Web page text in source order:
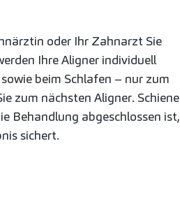
oder Ihr Zahnarzt Sie
Ihre Aligner individuell
beim Schlafen – nur zum
zum nächsten Aligner. Schiene
Behandlung abgeschlossen ist,
sichert.